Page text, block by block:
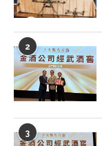
2
3